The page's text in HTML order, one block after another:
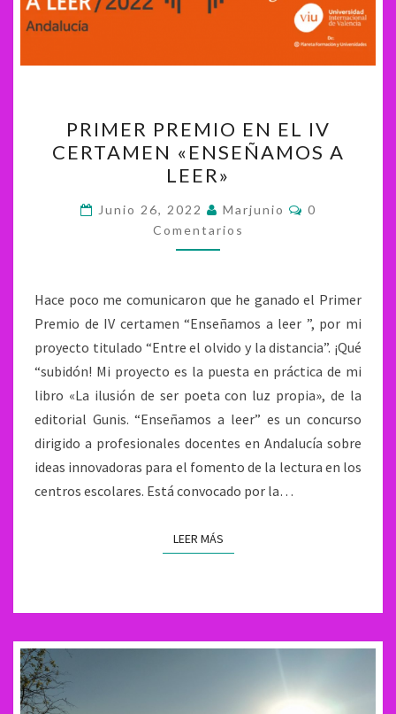
PREMIO
EN
EL
IV
CERTAMEN
«ENSEÑAMOS
LEER»
PRIMER PREMIO EN EL IV
CERTAMEN «ENSEÑAMOS A
LEER»
Junio 26, 2022 Marjunio Comentarios
0
Comentarios
Hace poco me comunicaron que he ganado el Primer
Premio de IV certamen “Enseñamos a leer ”, por mi
proyecto titulado “Entre el olvido y la distancia”. ¡Qué
“subidón! Mi proyecto es la puesta en práctica de mi
libro «La ilusión de ser poeta con luz propia», de la
editorial Gunis. “Enseñamos a leer” es un concurso
dirigido a profesionales docentes en Andalucía sobre
ideas innovadoras para el fomento de la lectura en los
centros escolares. Está convocado por la…
LEER MÁSLEER MÁS